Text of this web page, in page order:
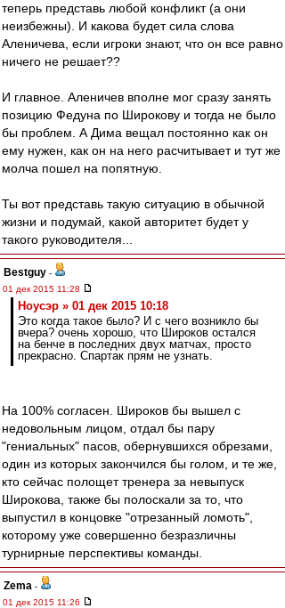
теперь представь любой конфликт (а они
неизбежны). И какова будет сила слова
Аленичева, если игроки знают, что он все равно
ничего не решает??
И главное. Аленичев вполне мог сразу занять
позицию Федуна по Широкову и тогда не было
бы проблем. А Дима вещал постоянно как он
ему нужен, как он на него расчитывает и тут же
молча пошел на попятную.
Ты вот представь такую ситуацию в обычной
жизни и подумай, какой авторитет будет у
такого руководителя...
Bestguy -
01 дек 2015 11:28
Ноусэр » 01 дек 2015 10:18
Это когда такое было? И с чего возникло бы
вчера? очень хорошо, что Широков остался
на бенче в последних двух матчах, просто
прекрасно. Спартак прям не узнать.
На 100% согласен. Широков бы вышел с
недовольным лицом, отдал бы пару
"гениальных" пасов, обернувшихся обрезами,
один из которых закончился бы голом, и те же,
кто сейчас полощет тренера за невыпуск
Широкова, также бы полоскали за то, что
выпустил в концовке "отрезанный ломоть",
которому уже совершенно безразличны
турнирные перспективы команды.
Zema -
01 дек 2015 11:26